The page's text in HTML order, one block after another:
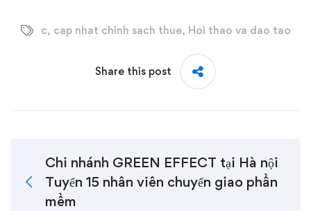
c, cap nhat chinh sach thue, Hoi thao va dao tao
Share this post
Chi nhánh GREEN EFFECT tại Hà nội
Tuyển 15 nhân viên chuyển giao phần
mềm